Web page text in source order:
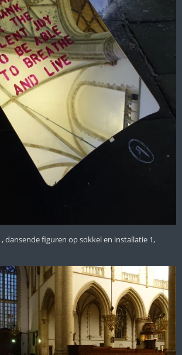
dansende figuren op sokkel en installatie 1,